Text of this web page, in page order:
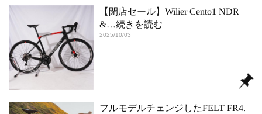
【閉店セール】Wilier Cento1 NDR
&…続きを読む
2025/10/03
フルモデルチェンジしたFELT FR4.